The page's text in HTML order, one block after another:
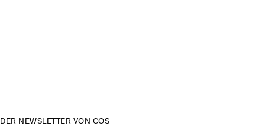
DER NEWSLETTER VON COS